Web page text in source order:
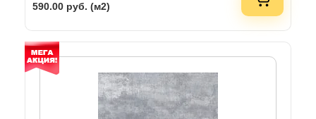
590.00 руб. (м2)